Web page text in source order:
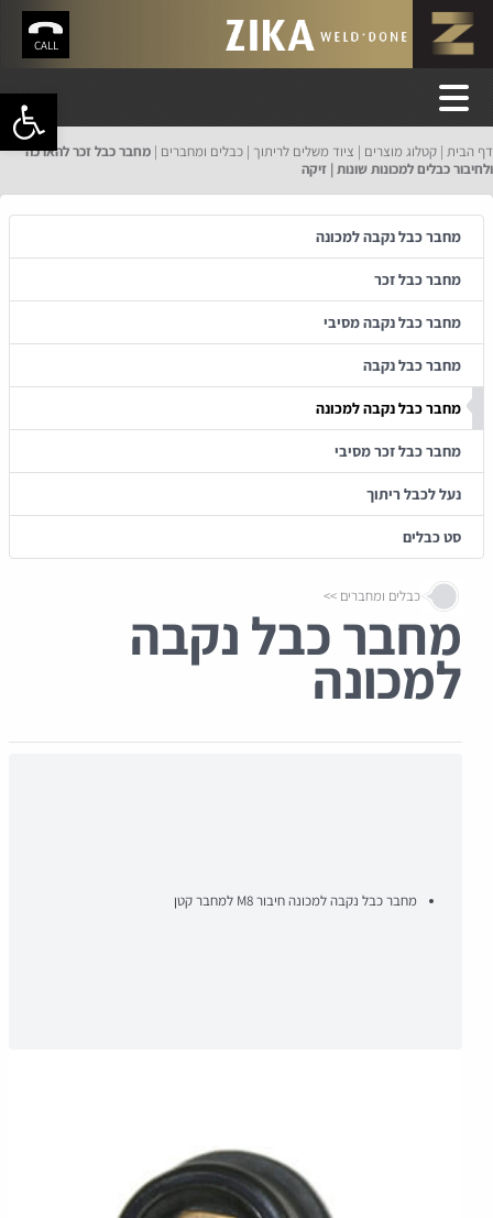
פתח
CALL
דף הבית קטלוג מוצרים ציוד משלים לריתוך כבלים ומחברים מחבר כבל זכר להארכה
ולחיבור כבלים למכונות שונות | זיקה
מחבר כבל נקבה למכונה
מחבר כבל זכר
מחבר כבל נקבה מסיבי
מחבר כבל נקבה
מחבר כבל נקבה למכונה
מחבר כבל זכר מסיבי
נעל לכבל ריתוך
סט כבלים
כבלים ומחברים
מחבר כבל נקבה
למכונה
מחבר כבל נקבה למכונה חיבור M8 למחבר קטן